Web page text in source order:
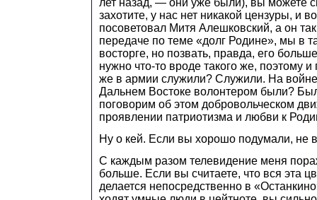
захотите, у нас нет никакой цензуры, и
посоветовал Митя Алешковский, а он
передаче по теме «долг Родине», мы в
восторге, но позвать, правда, его
нужно что-то вроде такого же, поэтому
же в армии служили? Служили. На
Дальнем Востоке волонтером были?
поговорим об этом добровольческом
проявлении патриотизма и любви к
Ну о кей. Если вы хорошо подумали, не
С каждым разом телевидение меня
больше. Если вы считаете, что вся эта
делается непосредственно в